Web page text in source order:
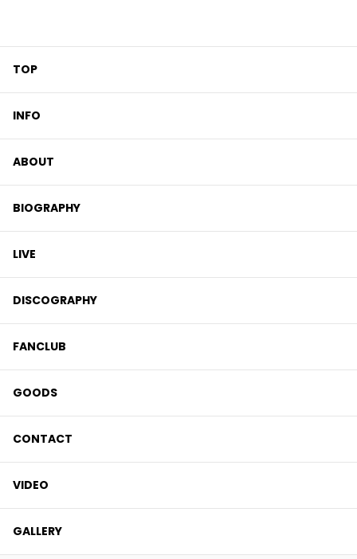
TOP
INFO
ABOUT
BIOGRAPHY
LIVE
DISCOGRAPHY
FANCLUB
GOODS
CONTACT
VIDEO
GALLERY